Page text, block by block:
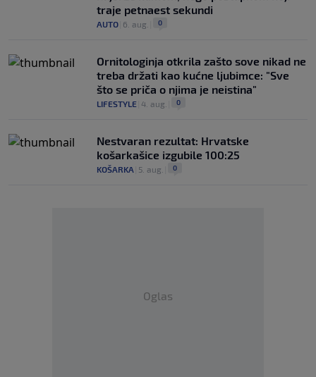
traje petnaest sekundi
AUTO 6. aug. 0
Ornitologinja otkrila zašto sove nikad ne
treba držati kao kućne ljubimce: "Sve
što se priča o njima je neistina"
LIFESTYLE 4. aug. 0
Nestvaran rezultat: Hrvatske
košarkašice izgubile 100:25
KOŠARKA 5. aug. 0
Oglas